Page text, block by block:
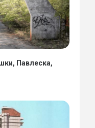
Павлеска,